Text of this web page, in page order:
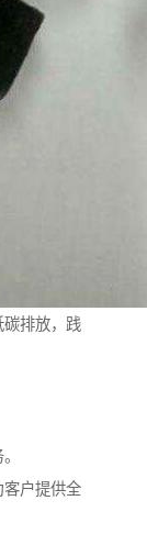
碳排放，践
客户提供全